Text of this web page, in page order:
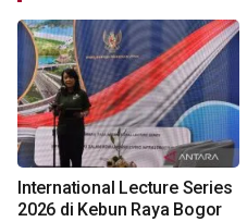
International Lecture Series
2026 di Kebun Raya Bogor